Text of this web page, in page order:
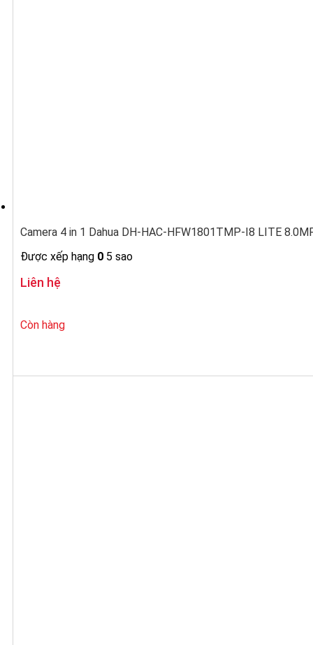
Camera 4 in 1 Dahua DH-HAC-HFW1801TMP-I8 LITE
Được xếp hạng 0 5 sao
Liên hệ
Còn hàng